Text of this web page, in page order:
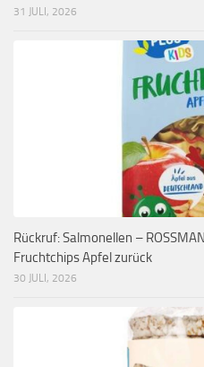
31 JULI, 2026
Rückruf: Salmonellen –
Fruchtchips Apfel zurück
30 JULI, 2026